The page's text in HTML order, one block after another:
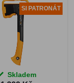
SI PATRONÁT
Skladem